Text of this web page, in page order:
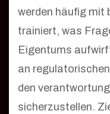
werden häufig mit
trainiert, was
Eigentums
an
den
sicherzustellen.